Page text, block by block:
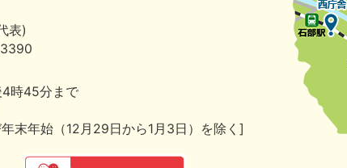
表)
4時45分まで
末年始（12月29日から1月3日）を除く]